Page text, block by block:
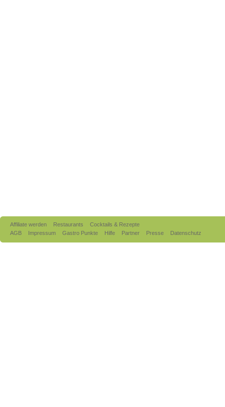
Affiliate werden Restaurants
Cocktails & Rezepte
AGB
Impressum Gastro Punkte Hilfe Partner Presse Datenschutz